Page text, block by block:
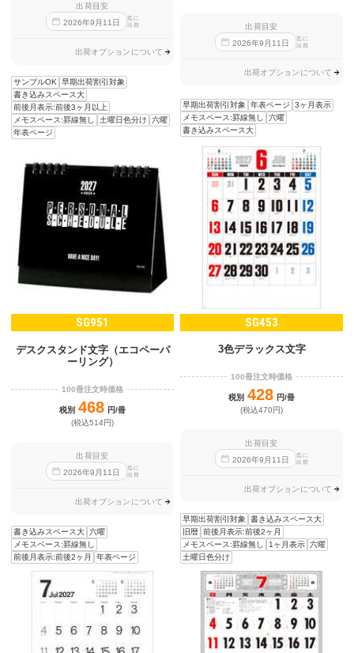
出荷目安
2026年9 月11 日
迄に
出荷
出荷オプションについて
サンプルOK 早期出荷割引対象
書き込みスペース大
前後月表示:前後3ヶ月以上
メモスペース:罫線無し
土曜日色分け
六曜
年表ページ
出荷目安
2026年9 月 11 日
迄に
出荷
出荷オプションについて
早期出荷割引対象 年表ページ
3ヶ月表示
メモスペース:罫線無し
六曜
書き込みスペース大
SG951
デスクスタンド文字（エコペーパ
ーリング）
100冊注文時価格
税別 468 円/冊
(税込514円)
出荷目安
2026年9 月 11 日
迄に
出荷
出荷オプションについて
書き込みスペース大 六曜
メモスペース:罫線無し
前後月表示:前後2ヶ月
年表ページ
SG453
3色デラックス文字
100冊注文時価格
税別 428 円/冊
(税込470円)
出荷目安
2026年9 月11 日
迄に
出荷
出荷オプションについて
早期出荷割引対象
書き込みスペース大
旧暦 前後月表示:前後2ヶ月
メモスペース:罫線無し
1ヶ月表示 六曜
土曜日色分け